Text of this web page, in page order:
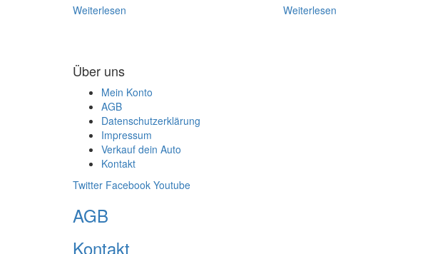
Weiterlesen
Weiterlesen
Über uns
Mein Konto
AGB
Datenschutzerklärung
Impressum
Verkauf dein Auto
Kontakt
Twitter Facebook Youtube
AGB
Kontakt